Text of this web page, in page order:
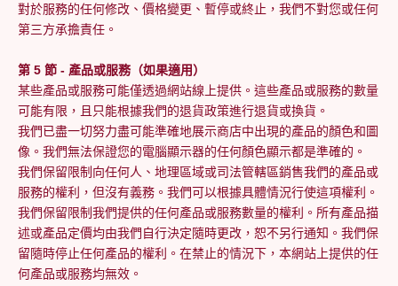
對於服務的任何修改、價格變更、暫停或終止，我們不對您或任何
第三方承擔責任。
第 5 節 - 產品或服務（如果適用）
某些產品或服務可能僅透過網站線上提供。這些產品或服務的數量
可能有限，且只能根據我們的退貨政策進行退貨或換貨。
我們已盡一切努力盡可能準確地展示商店中出現的產品的顏色和圖
像。我們無法保證您的電腦顯示器的任何顏色顯示都是準確的。
我們保留限制向任何人、地理區域或司法管轄區銷售我們的產品或
服務的權利，但沒有義務。我們可以根據具體情況行使這項權利。
我們保留限制我們提供的任何產品或服務數量的權利。所有產品描
述或產品定價均由我們自行決定隨時更改，恕不另行通知。我們保
留隨時停止任何產品的權利。在禁止的情況下，本網站上提供的任
何產品或服務均無效。